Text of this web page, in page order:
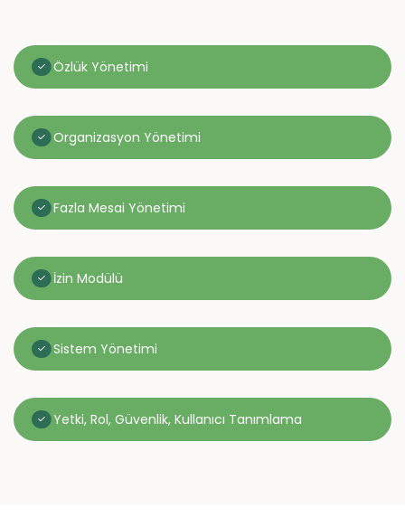
Özlük Yönetimi
Organizasyon Yönetimi
Fazla Mesai Yönetimi
İzin Modülü
Sistem Yönetimi
Yetki, Rol, Güvenlik, Kullanıcı Tanımlama